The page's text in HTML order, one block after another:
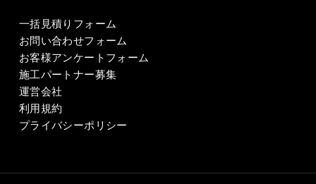
一括見積りフォーム
お問い合わせフォーム
お客様アンケートフォーム
施工パートナー募集
運営会社
利用規約
プライバシーポリシー